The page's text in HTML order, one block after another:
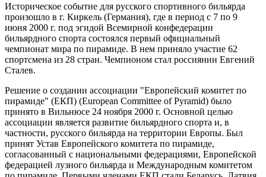
Историческое событие для русского спортивного бильярда
произошло в г. Киркель (Германия), где в период с 7 по 9
июня 2000 г. под эгидой Всемирной конфедерации
бильярдного спорта состоялся первый официальный
чемпионат мира по пирамиде. В нем приняло участие 62
спортсмена из 28 стран. Чемпионом стал россиянин Евгений
Сталев.
Решение о создании ассоциации "Европейский комитет по
пирамиде" (ЕКП) (European Committee of Pyramid) было
принято в Вильнюсе 24 ноября 2000 г. Основной целью
ассоциации является развитие бильярдного спорта и, в
частности, русского бильярда на территории Европы. Был
принят Устав Европейского комитета по пирамиде,
согласованный с национальными федерациями, Европейской
федерацией лузного бильярда и Международным комитетом